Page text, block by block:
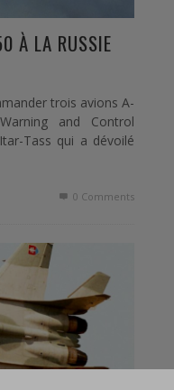
À LA RUSSIE
trois avions A-
and Control
Tass qui a dévoilé
0 Comments